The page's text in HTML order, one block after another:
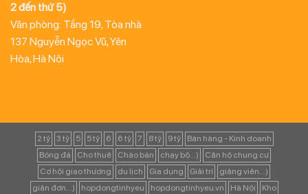
2 đến thứ 5)
Văn phòng: Tầng 19, Tòa nhà
137 Nguyễn Ngọc Vũ, Yên
Hòa, Hà Nội
2 tỷ 3 tỷ 5 5 tỷ 6 6 tỷ 7 8 tỷ 9 tỷ
Bán hàng - Kinh doanh
Bóng đá
Cho thuê Chào bán chạy bộ...)
Căn hộ chung cư
Cơ hội giao thương
du lịch Gia dụng Giải trí
giảng viên...)
giản đơn...)
hopdongtinhyeu hopdongtinhyeu.vn Hà Nội
Kho